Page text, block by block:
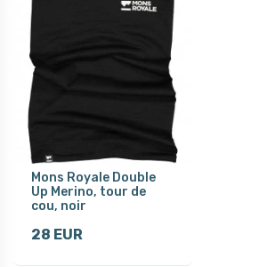
Mons Royale Double
Up Merino, tour de
cou, noir
28 EUR